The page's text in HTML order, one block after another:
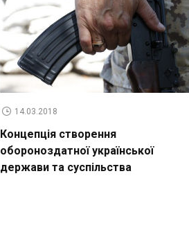
14.03.2018
Концепція створення
обороноздатної української
держави та суспільства